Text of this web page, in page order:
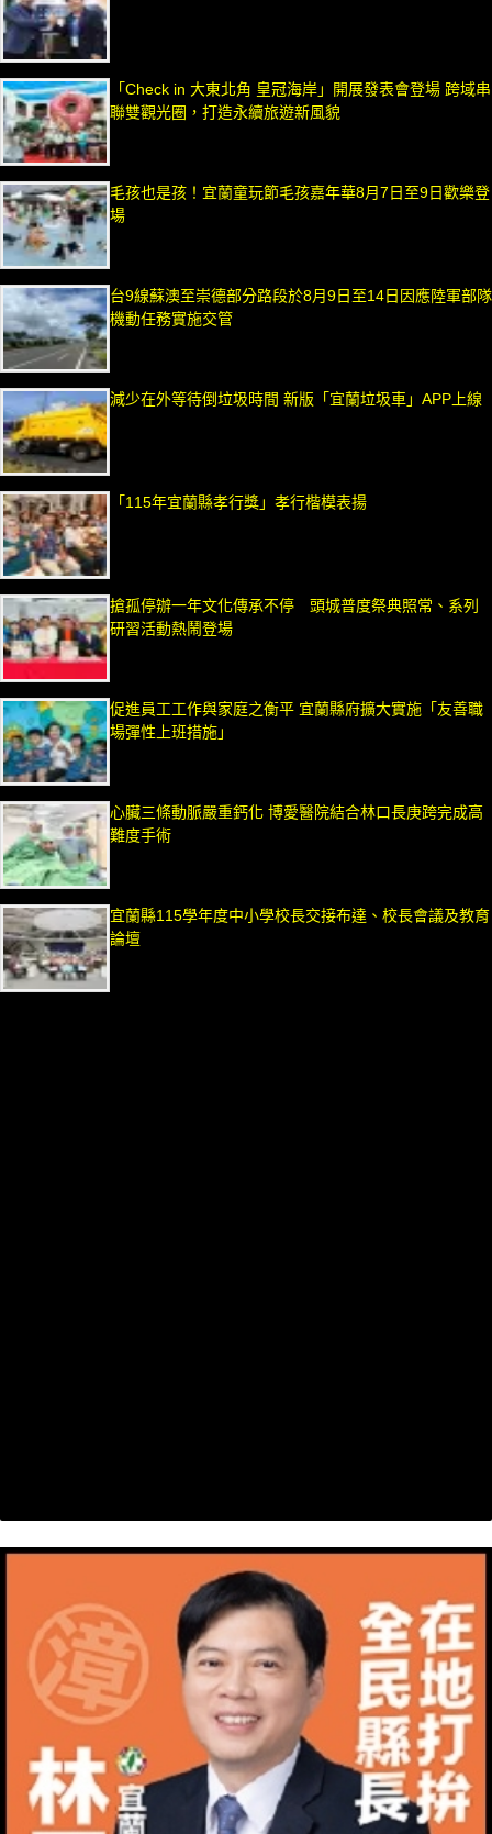
「Check in 大東北角 皇冠海岸」開展發表會登場 跨域串
聯雙觀光圈，打造永續旅遊新風貌
毛孩也是孩！宜蘭童玩節毛孩嘉年華8月7日至9日歡樂登
場
台9線蘇澳至崇德部分路段於8月9日至14日因應陸軍部隊
機動任務實施交管
減少在外等待倒垃圾時間 新版「宜蘭垃圾車」APP上線
「115年宜蘭縣孝行獎」孝行楷模表揚
搶孤停辦一年文化傳承不停 頭城普度祭典照常、系列
研習活動熱鬧登場
促進員工工作與家庭之衡平 宜蘭縣府擴大實施「友善職
場彈性上班措施」
心臟三條動脈嚴重鈣化 博愛醫院結合林口長庚跨完成高
難度手術
宜蘭縣115學年度中小學校長交接布達、校長會議及教育
論壇